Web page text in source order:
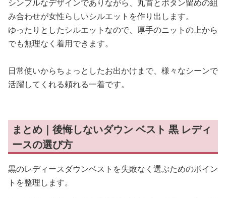
シンプルなデザインでありながら、丸首とボタン留めの組
み合わせが女性らしいシルエットを作り出します。
ゆったりとしたシルエットなので、厚手のニットの上から
でも無理なく着用できます。
日常使いからちょっとしたお出かけまで、様々なシーンで
活躍してくれる頼れる一着です。
まとめ｜後悔しないダウン ベスト 黒 レディ
ースの選び方
黒のレディースダウンベストを失敗なく選ぶためのポイン
トを整理します。